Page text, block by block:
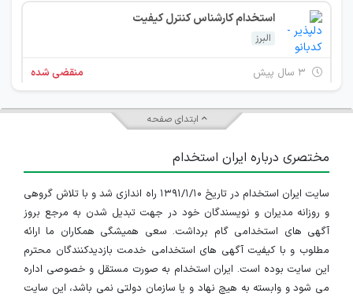
استخدام کارشناس کنترل کیفیت
البرز
منقضی شده
استخدام اپراتور تولید
۳ سال پیش منقضی شده
استخدام راننده پایه یک
البرز
۳ سال پیش منقضی شده
ابتدای صفحه
مختصری درباره ایران استخدام
سایت ایران استخدام در تاریخ ۱۳۹۱/۱/۱۰ راه اندازی شد و با تلاش گروهی
و روزانه مدیران و نویسندگان خود در جهت تبدیل شدن به مرجع بروز
آگهی های استخدامی گام برداشت. سعی همیشگی همکاران ما ارائه
مطلوب و با کیفیت آگهی های استخدامی خدمت بازدیدکنندگان محترم
این سایت بوده است. ایران استخدام به صورت مستقل و خصوصی اداره
می شود و وابسته به هیچ نهاد و یا سازمان دولتی نمی باشد، این سایت